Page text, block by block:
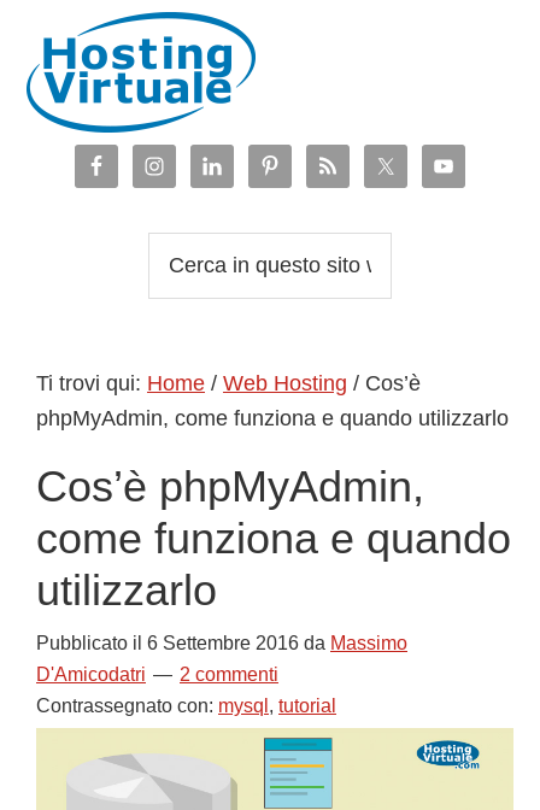
navigazione
primaria
contenuto
principale
barra
laterale
piè
web
Ti trovi qui: Home / Web Hosting / Cos’è
phpMyAdmin, come funziona e quando utilizzarlo
Cos’è phpMyAdmin,
come funziona e quando
utilizzarlo
Pubblicato il 6 Settembre 2016 da Massimo
D'Amicodatri
2 commenti
Contrassegnato con: mysql , tutorial